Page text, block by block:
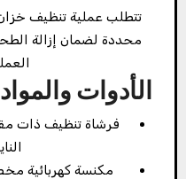
تتطلب عملية تنظيف
محددة لضمان إزالة
الأدوات
فرشاة تنظيف ذات
مكنسة كهربائية